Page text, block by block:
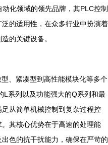
化领域的领先品牌，其PLC控制
的适用性，在众多行业中扮演着
的关键设备。
、紧凑型到高性能模块化等多个
L系列以及功能强大的Q系列和最
从简单机械控制到复杂过程控
其核心优势在于高速的处理能
色的抗干扰能力，确保在严苛的